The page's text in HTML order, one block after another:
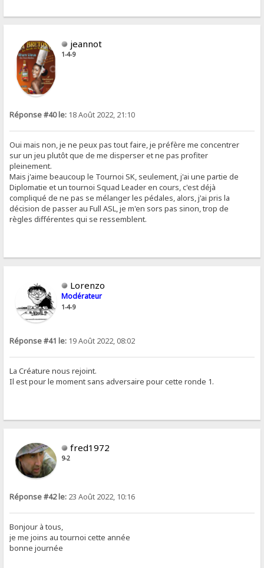
jeannot
1-4-9
Réponse #40 le: 18 Août 2022, 21:10
Oui mais non, je ne peux pas tout faire, je préfère me concentrer
sur un jeu plutôt que de me disperser et ne pas profiter
pleinement.
Mais j'aime beaucoup le Tournoi SK, seulement, j'ai une partie de
Diplomatie et un tournoi Squad Leader en cours, c'est déjà
compliqué de ne pas se mélanger les pédales, alors, j'ai pris la
décision de passer au Full ASL, je m'en sors pas sinon, trop de
règles différentes qui se ressemblent.
Lorenzo
Modérateur
1-4-9
Réponse #41 le: 19 Août 2022, 08:02
La Créature nous rejoint.
Il est pour le moment sans adversaire pour cette ronde 1.
fred1972
9-2
Réponse #42 le: 23 Août 2022, 10:16
Bonjour à tous,
je me joins au tournoi cette année
bonne journée